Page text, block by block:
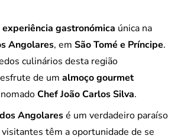
experiência gastronómica única na
Angolares, em São Tomé e Príncipe.
culinários desta região
de um almoço gourmet
Chef João Carlos Silva.
Angolaresé um verdadeiro paraíso
têm a oportunidade de se